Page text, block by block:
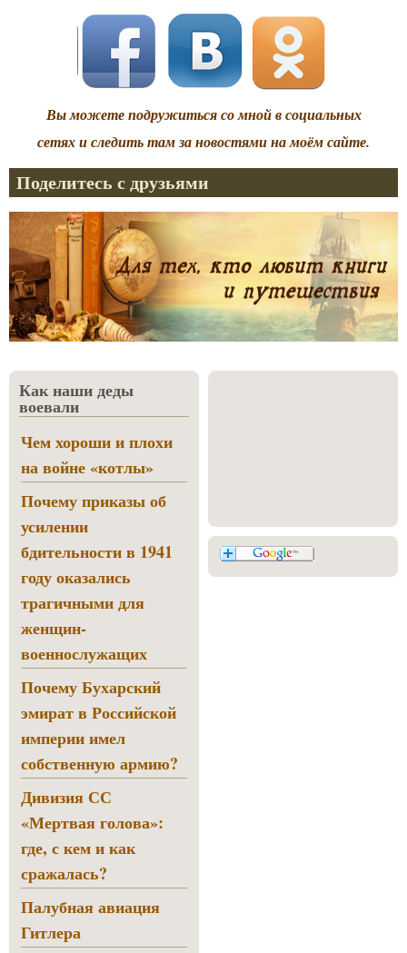
Вы можете подружиться со мной в социальных
сетях и следить там за новостями на моём сайте.
Поделитесь с друзьями
Как наши деды
воевали
Чем хороши и плохи
на войне «котлы»
Почему приказы об
усилении
бдительности в 1941
году оказались
трагичными для
женщин-
военнослужащих
Почему Бухарский
эмират в Российской
империи имел
собственную армию?
Дивизия СС
«Мертвая голова»:
где, с кем и как
сражалась?
Палубная авиация
Гитлера